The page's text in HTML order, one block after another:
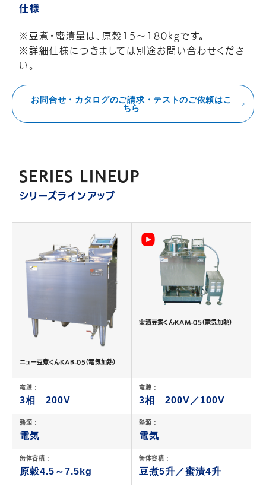
仕様
※豆煮・蜜漬量は、原穀15～180kgです。
※詳細仕様につきましては別途お問い合わせくださ
い。
お問合せ・カタログのご請求・テストのご依頼はこ
ちら
SERIES LINEUP
シリーズラインアップ
ニュー豆煮くんKAB-05（電気加熱）
電源 :
3相 200V
熱源 :
電気
缶体容積 :
原穀4.5～7.5kg
蜜漬豆煮くんKAM-05（電気加熱）
電源 :
3相 200V／100V
熱源 :
電気
缶体容積 :
豆煮5升／蜜漬4升